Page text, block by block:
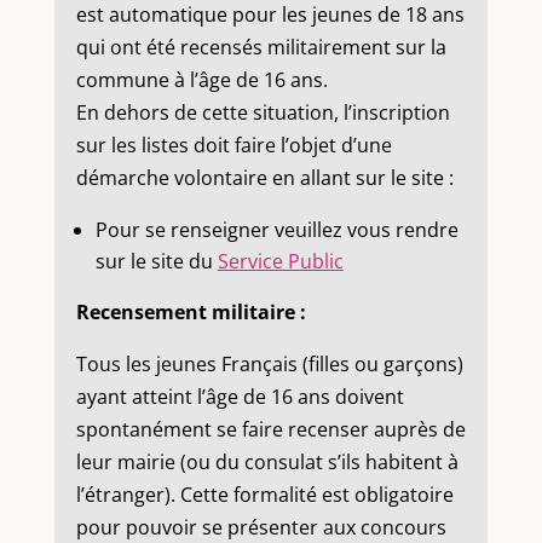
est automatique pour les jeunes de 18 ans
qui ont été recensés militairement sur la
commune à l’âge de 16 ans.
En dehors de cette situation, l’inscription
sur les listes doit faire l’objet d’une
démarche volontaire en allant sur le site :
Pour se renseigner veuillez vous rendre
sur le site du Service Public
Recensement militaire :
Tous les jeunes Français (filles ou garçons)
ayant atteint l’âge de 16 ans doivent
spontanément se faire recenser auprès de
leur mairie (ou du consulat s’ils habitent à
l’étranger). Cette formalité est obligatoire
pour pouvoir se présenter aux concours